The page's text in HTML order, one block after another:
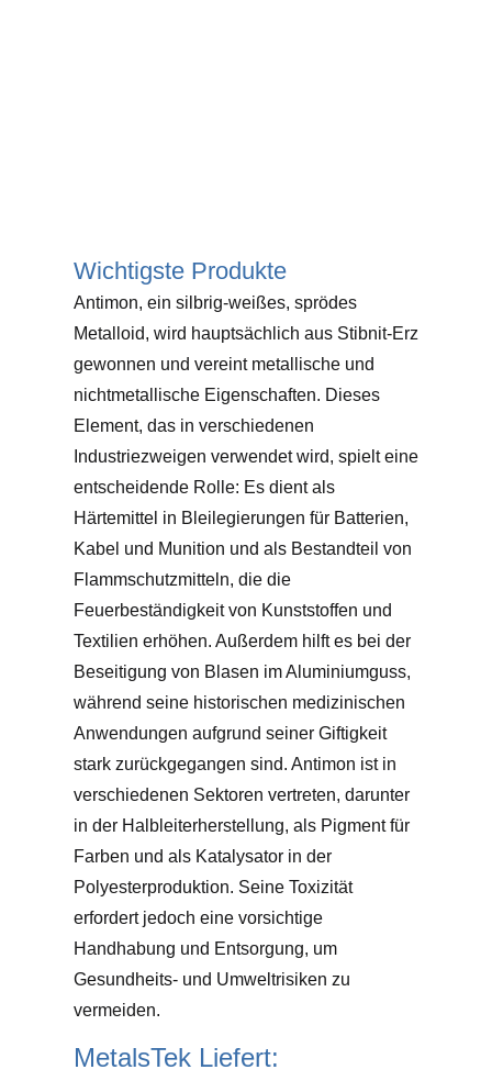
Wichtigste Produkte
Antimon, ein silbrig-weißes, sprödes
Metalloid, wird hauptsächlich aus Stibnit-Erz
gewonnen und vereint metallische und
nichtmetallische Eigenschaften. Dieses
Element, das in verschiedenen
Industriezweigen verwendet wird, spielt eine
entscheidende Rolle: Es dient als
Härtemittel in Bleilegierungen für Batterien,
Kabel und Munition und als Bestandteil von
Flammschutzmitteln, die die
Feuerbeständigkeit von Kunststoffen und
Textilien erhöhen. Außerdem hilft es bei der
Beseitigung von Blasen im Aluminiumguss,
während seine historischen medizinischen
Anwendungen aufgrund seiner Giftigkeit
stark zurückgegangen sind. Antimon ist in
verschiedenen Sektoren vertreten, darunter
in der Halbleiterherstellung, als Pigment für
Farben und als Katalysator in der
Polyesterproduktion. Seine Toxizität
erfordert jedoch eine vorsichtige
Handhabung und Entsorgung, um
Gesundheits- und Umweltrisiken zu
vermeiden.
MetalsTek Liefert: